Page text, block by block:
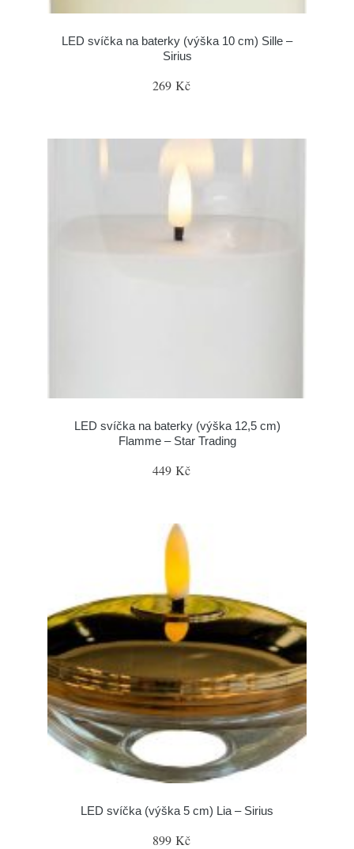
LED svíčka na baterky (výška 10 cm) Sille –
Sirius
269 Kč
LED svíčka na baterky (výška 12,5 cm)
Flamme – Star Trading
449 Kč
LED svíčka (výška 5 cm) Lia – Sirius
899 Kč